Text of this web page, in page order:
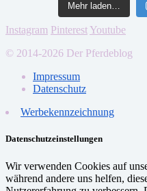
Mehr laden…
Instagram PinterestYoutube
© 2014-2026 Der Pferdeblog
Impressum
Datenschutz
Werbekennzeichnung
Datenschutzeinstellungen
Wir verwenden Cookies auf
während andere uns helfen,